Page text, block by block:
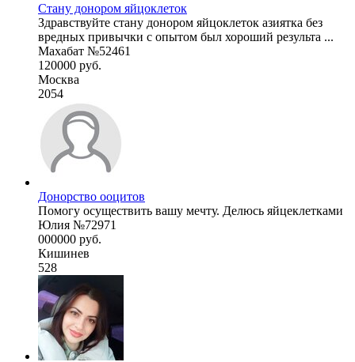
Стану донором яйцоклеток
Здравствуйте стану донором яйцоклеток азиятка без
вредных привычки с опытом был хороший результа ...
Махабат №52461
120000 руб.
Москва
2054
Донорство ооцитов
Помогу осуществить вашу мечту. Делюсь яйцеклетками
Юлия №72971
000000 руб.
Кишинев
528